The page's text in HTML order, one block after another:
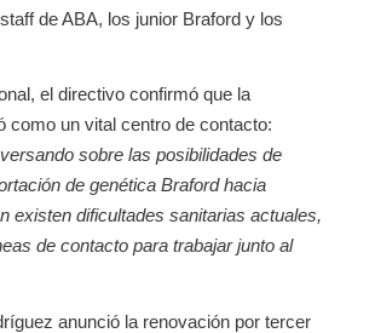
de ABA, los junior Braford y los
el directivo confirmó que la
como un vital centro de contacto:
sobre las posibilidades de
de genética Braford hacia
existen dificultades sanitarias actuales,
de contacto para trabajar junto al
anunció la renovación por tercer